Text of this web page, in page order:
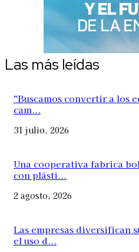
Las más leídas
“Buscamos convertir a los
cam...
31 julio, 2026
Una cooperativa fabrica
con plásti...
2 agosto, 2026
Las empresas diversifican
el uso d...